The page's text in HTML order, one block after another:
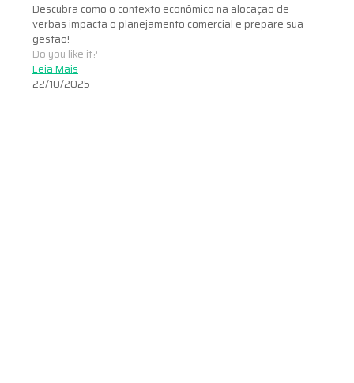
Descubra como o contexto econômico na alocação de
verbas impacta o planejamento comercial e prepare sua
gestão!
Do you like it?
Leia Mais
22/10/2025